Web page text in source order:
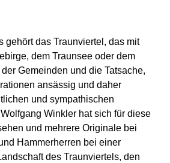
gehört das Traunviertel, das mit
dem Traunsee oder dem
Gemeinden und die Tatsache,
ansässig und daher
und sympathischen
Winkler hat sich für diese
und mehrere Originale bei
Hammerherren bei einer
des Traunviertels, den